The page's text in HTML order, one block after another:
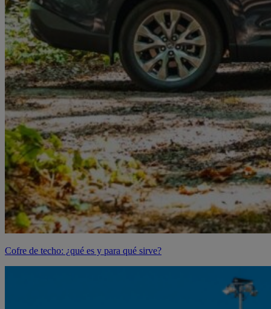
Cofre de techo: ¿qué es y para qué sirve?